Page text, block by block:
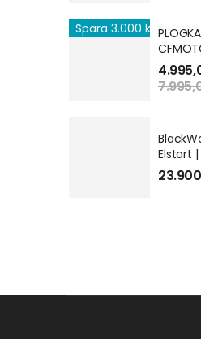
Spara 3.000 kr
Elstart |
GEN3